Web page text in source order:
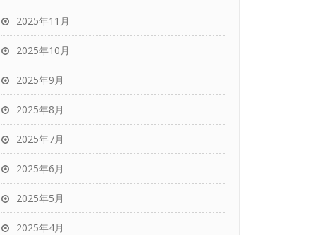
2025年11月
2025年10月
2025年9月
2025年8月
2025年7月
2025年6月
2025年5月
2025年4月